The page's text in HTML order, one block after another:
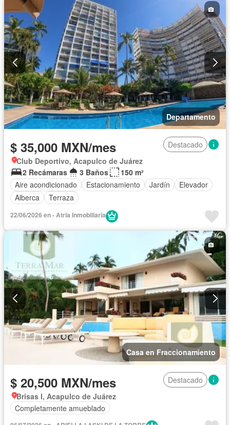
Departamento
$ 35,000 MXN/mes
Destacado
Club Deportivo, Acapulco de Juárez
2 Recámaras
3 Baños
150 m²
Aire acondicionado
Estacionamiento Jardín
Elevador
Alberca
Terraza
22/06/2026 en - Atria Inmobiliaria
Casa en Fraccionamiento
$ 20,500 MXN/mes
Destacado
Brisas I, Acapulco de Juárez
Completamente amueblado